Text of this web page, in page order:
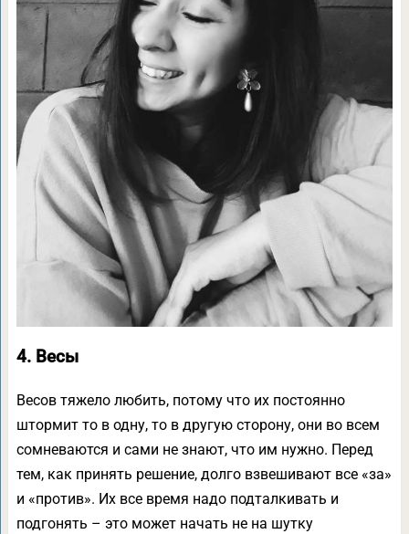
4. Весы
Весов тяжело любить, потому что их постоянно
штормит то в одну, то в другую сторону, они во всем
сомневаются и сами не знают, что им нужно. Перед
тем, как принять решение, долго взвешивают все «за»
и «против». Их все время надо подталкивать и
подгонять – это может начать не на шутку